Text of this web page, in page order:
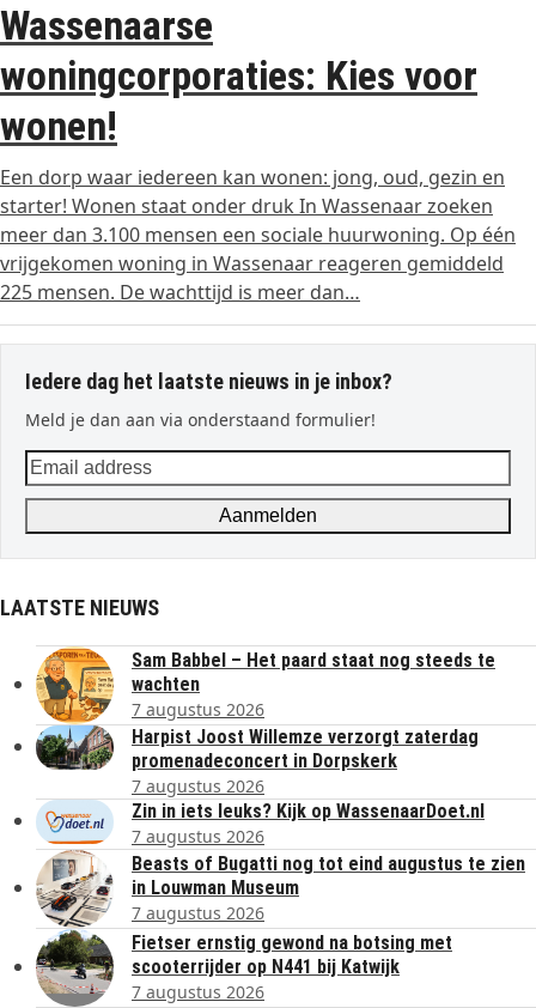
Wassenaarse
woningcorporaties: Kies voor
wonen!
Een dorp waar iedereen kan wonen: jong, oud, gezin en
starter! Wonen staat onder druk In Wassenaar zoeken
meer dan 3.100 mensen een sociale huurwoning. Op één
vrijgekomen woning in Wassenaar reageren gemiddeld
225 mensen. De wachttijd is meer dan…
Iedere dag het laatste nieuws in je inbox?
Meld je dan aan via onderstaand formulier!
Email
address
Aanmelden
LAATSTE NIEUWS
Sam Babbel – Het paard staat nog steeds te
wachten
7 augustus 2026
Harpist Joost Willemze verzorgt zaterdag
promenadeconcert in Dorpskerk
7 augustus 2026
Zin in iets leuks? Kijk op WassenaarDoet.nl
7 augustus 2026
Beasts of Bugatti nog tot eind augustus te zien
in Louwman Museum
7 augustus 2026
Fietser ernstig gewond na botsing met
scooterrijder op N441 bij Katwijk
7 augustus 2026